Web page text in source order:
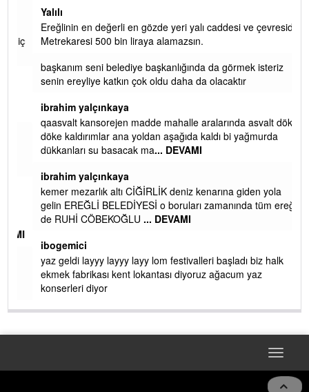
Yalılı
Ereğlinin en değerli en gözde yeri yalı caddesi ve çevresidir.
Metrekaresi 500 bin liraya alamazsın.
başkanım seni belediye başkanlığında da görmek isteriz
senin ereyliye katkın çok oldu daha da olacaktır
ibrahim yalçınkaya
qaasvalt kansorejen madde mahalle aralarında asvalt döke
döke kaldırımlar ana yoldan aşağıda kaldı bi yağmurda
dükkanları su basacak ma ... DEVAMI
ibrahim yalçınkaya
kemer mezarlık altı CİĞİRLİK deniz kenarına giden yola
gelin EREĞLİ BELEDİYESİ o boruları zamanında tüm ereğli
de RUHİ CÖBEKOĞLU... DEVAMI
ibogemici
yaz geldi layyy layyy layy lom festivalleri başladı biz halk
ekmek fabrikası kent lokantası diyoruz ağacum yaz
konserleri diyor
Toggle